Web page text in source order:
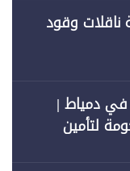
وقود
في دمياط |
لتأمين